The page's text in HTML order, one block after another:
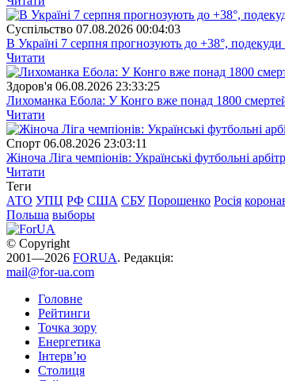
Суспiльство 07.08.2026 00:04:03
В Україні 7 серпня прогнозують до +38°, подекуди
Читати
Здоров'я 06.08.2026 23:33:25
Лихоманка Ебола: У Конго вже понад 1800
Читати
Спорт 06.08.2026 23:03:11
Жіноча Ліга чемпіонів: Українські футбольні
Читати
Теги
АТО УПЦ РФ США СБУ Порошенко Росія
Польша выборы
© Copyright
2001—2026 FORUA. Редакція:
mail@for-ua.com
Головне
Рейтинги
Точка зору
Енергетика
Інтерв’ю
Столиця